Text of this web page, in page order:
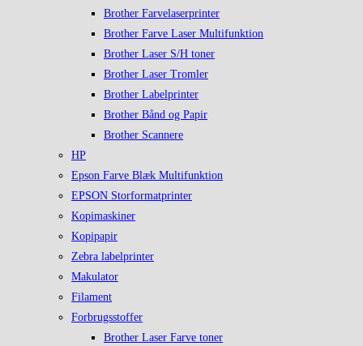
Brother Farvelaserprinter
Brother Farve Laser Multifunktion
Brother Laser S/H toner
Brother Laser Tromler
Brother Labelprinter
Brother Bånd og Papir
Brother Scannere
HP
Epson Farve Blæk Multifunktion
EPSON Storformatprinter
Kopimaskiner
Kopipapir
Zebra labelprinter
Makulator
Filament
Forbrugsstoffer
Brother Laser Farve toner